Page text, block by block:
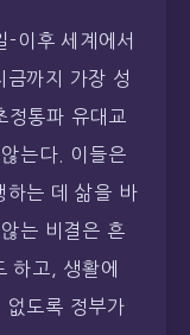
-이후 세계에서
금까지 가장 성
정통파 유대교
는다. 이들은
하는 데 삶을 바
는 비결은 흔
하고, 생활에
없도록 정부가